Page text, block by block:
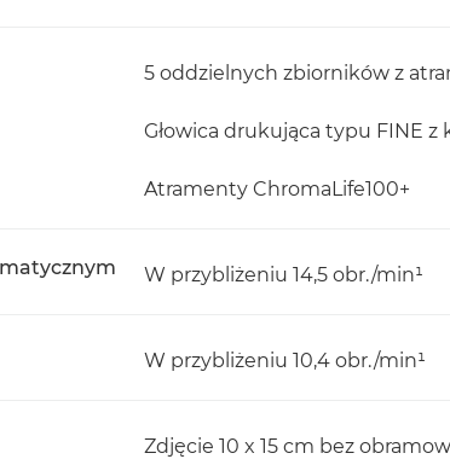
5 oddzielnych zbiorników z
Głowica drukująca typu FINE
Atramenty ChromaLife100+
W przybliżeniu 14,5 obr./min¹
W przybliżeniu 10,4 obr./min¹
Zdjęcie 10 x 15 cm bez